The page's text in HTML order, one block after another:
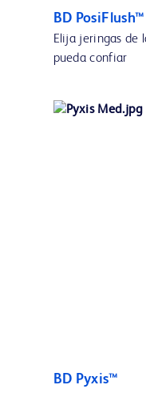
BD PosiFlush™
Elija jeringas de
pueda confiar
BD Pyxis™